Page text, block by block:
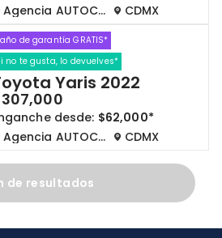
Agencia AUTOCOM
CDMX
año de garantía GRATIS*
no te gusta, lo devuelves*
Yaris 2022
desde: $62,000*
Agencia AUTOCOM
CDMX
de resultados